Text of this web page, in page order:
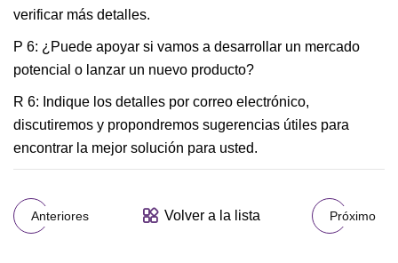
verificar más detalles.
P 6: ¿Puede apoyar si vamos a desarrollar un mercado
potencial o lanzar un nuevo producto?
R 6: Indique los detalles por correo electrónico,
discutiremos y propondremos sugerencias útiles para
encontrar la mejor solución para usted.
Anteriores Volver a la lista Próximo